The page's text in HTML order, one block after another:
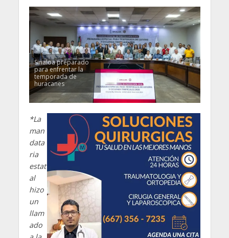
Sinaloa preparado
para enfrentar la
temporada de
huracanes
*La
man
data
ria
estat
al
hizo
un
llam
ado